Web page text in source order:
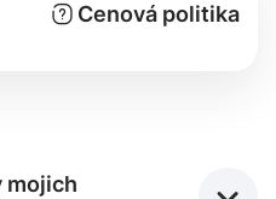
Cenová politika
mojich